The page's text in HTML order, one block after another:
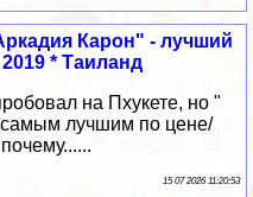
Карон" - лучший
* Таиланд
на Пхукете, но "
лучшим по цене/
15 07 2026 11:20:53